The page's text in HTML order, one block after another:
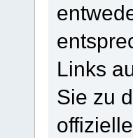
Links
Sie zu